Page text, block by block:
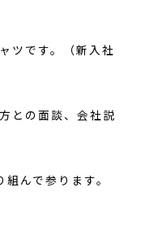
ツです。（新入社
との面談、会社説
んで参ります。